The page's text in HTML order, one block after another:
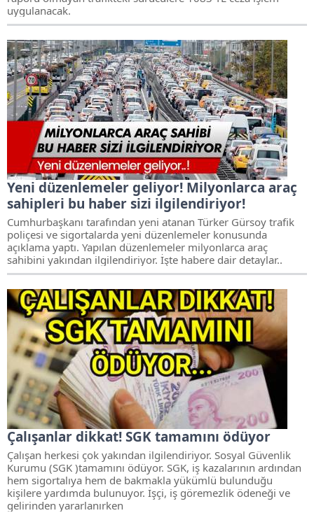
uygulanacak.
Yeni düzenlemeler geliyor! Milyonlarca araç
sahipleri bu haber sizi ilgilendiriyor!
Cumhurbaşkanı tarafından yeni atanan Türker Gürsoy trafik
poliçesi ve sigortalarda yeni düzenlemeler konusunda
açıklama yaptı. Yapılan düzenlemeler milyonlarca araç
sahibini yakından ilgilendiriyor. İşte habere dair detaylar..
Çalışanlar dikkat! SGK tamamını ödüyor
Çalışan herkesi çok yakından ilgilendiriyor. Sosyal Güvenlik
Kurumu (SGK )tamamını ödüyor. SGK, iş kazalarının ardından
hem sigortalıya hem de bakmakla yükümlü bulunduğu
kişilere yardımda bulunuyor. İşçi, iş göremezlik ödeneği ve
gelirinden yararlanırken